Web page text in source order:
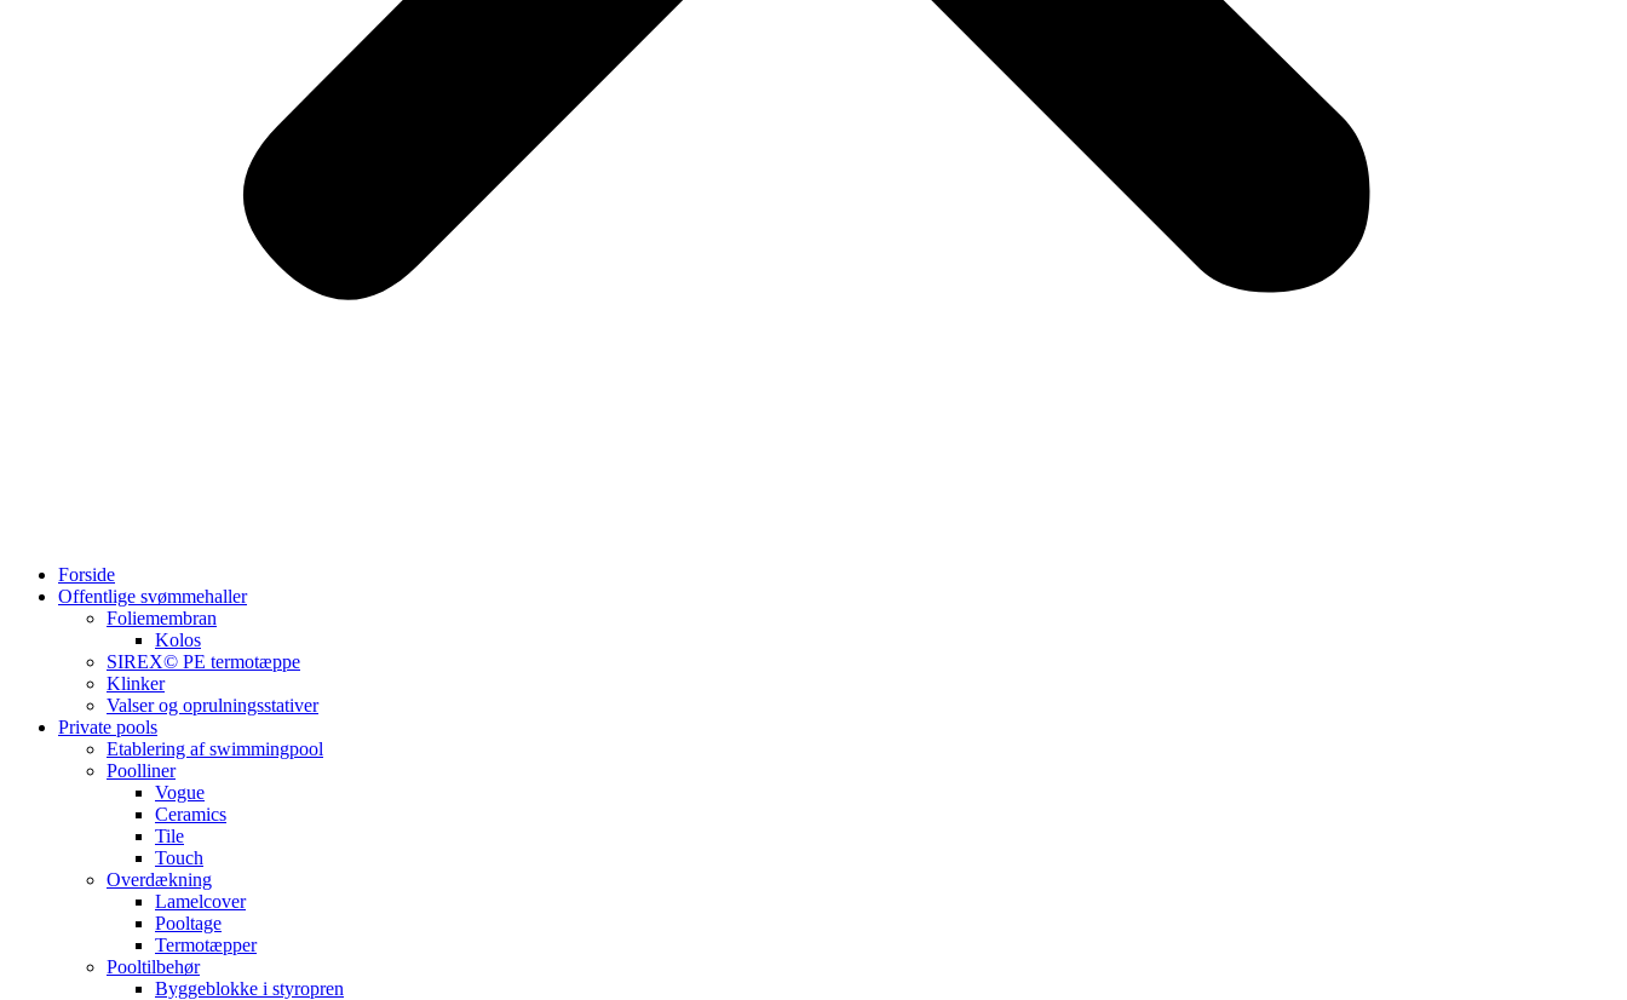
Forside
Offentlige svømmehaller
Foliemembran
Kolos
SIREX© PE termotæppe
Klinker
Valser og oprulningsstativer
Private pools
Etablering af swimmingpool
Poolliner
Vogue
Ceramics
Tile
Touch
Overdækning
Lamelcover
Pooltage
Termotæpper
Pooltilbehør
Byggeblokke i styropren